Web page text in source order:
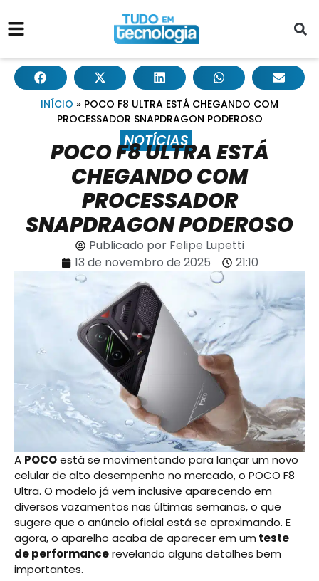
INÍCIO » POCO F8 ULTRA ESTÁ CHEGANDO COM
PROCESSADOR SNAPDRAGON PODEROSO
NOTÍCIAS
POCO F8 ULTRA ESTÁ
CHEGANDO COM
PROCESSADOR
SNAPDRAGON PODEROSO
Publicado porFelipe Lupetti
13 de novembro de 2025
21:10
A POCOestá se movimentando para lançar um novo
celular de alto desempenho no mercado, o POCO F8
Ultra. O modelo já vem inclusive aparecendo em
diversos vazamentos nas últimas semanas, o que
sugere que o anúncio oficial está se aproximando. E
agora, o aparelho acaba de aparecer em um teste
de performancerevelando alguns detalhes bem
importantes.